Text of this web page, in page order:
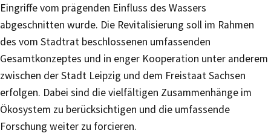
Eingriffe vom prägenden Einfluss des Wassers
abgeschnitten wurde. Die Revitalisierung soll im Rahmen
des vom Stadtrat beschlossenen umfassenden
Gesamtkonzeptes und in enger Kooperation unter anderem
zwischen der Stadt Leipzig und dem Freistaat Sachsen
erfolgen. Dabei sind die vielfältigen Zusammenhänge im
Ökosystem zu berücksichtigen und die umfassende
Forschung weiter zu forcieren.